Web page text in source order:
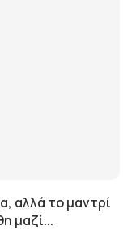
αλλά το μαντρί
μαζί...